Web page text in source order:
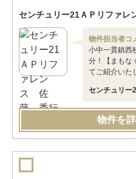
センチュリー21ＡＰリファレ
物件担当者コ
小中一貫鎮西
分！【まもな
てご紹介いた
センチュリ
物件を